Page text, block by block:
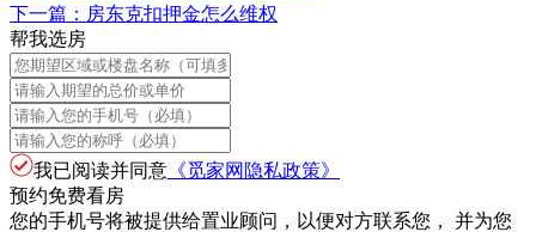
下一篇： 房东克扣押金怎么维权
帮我选房
我已阅读并同意 《觅家网隐私政策》
预约免费看房
您的手机号将被提供给置业顾问，以便对方联系您， 并为您